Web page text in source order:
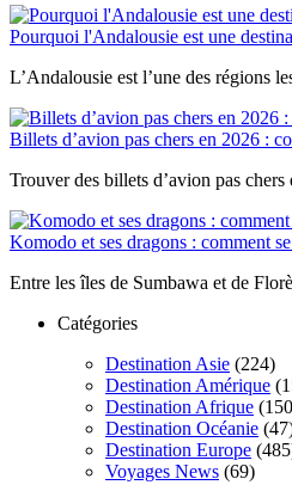
Pourquoi l'Andalousie est une
L’Andalousie est l’une des régions
Billets d’avion pas chers en 2026 :
Trouver des billets d’avion pas
Komodo et ses dragons : comment
Entre les îles de Sumbawa et de
Catégories
Destination Asie (224)
Destination Amérique
Destination Afrique
Destination Océanie
Destination Europe
Voyages News (69)